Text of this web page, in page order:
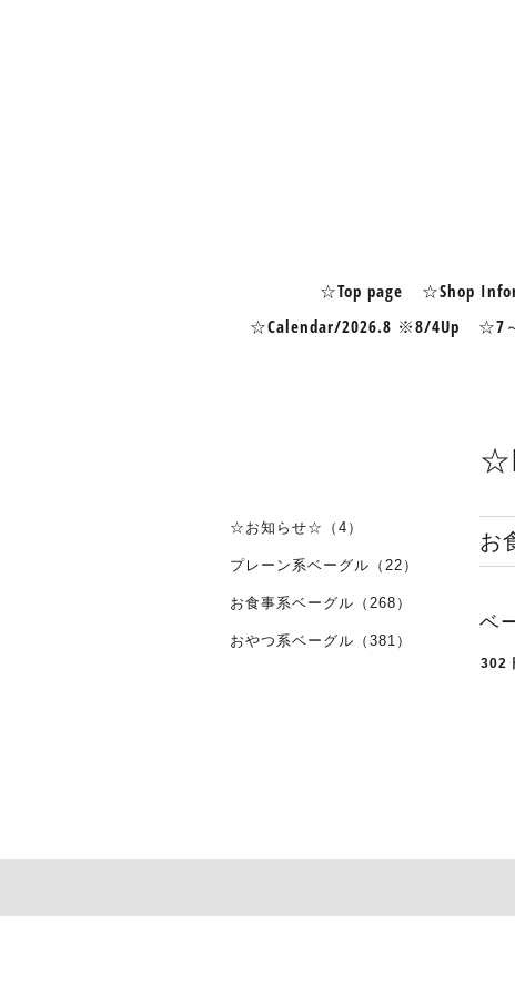
☆Top page ☆Shop
☆Calendar/2026.8 ※8/4Up
☆7
お
ベ
302
☆お知らせ☆（4）
プレーン系ベーグル（22）
お食事系ベーグル（268）
おやつ系ベーグル（381）